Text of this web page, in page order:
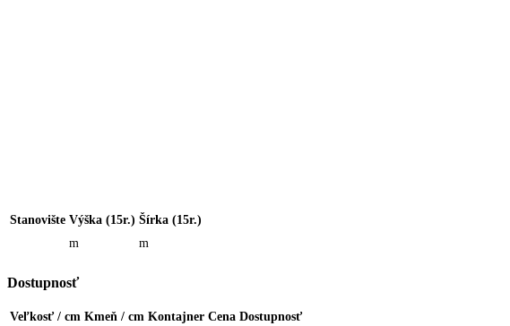
Stanovište Výška (15r.) Šírka (15r.)
m
m
Dostupnosť
Veľkosť / cm Kmeň / cm Kontajner Cena Dostupnosť